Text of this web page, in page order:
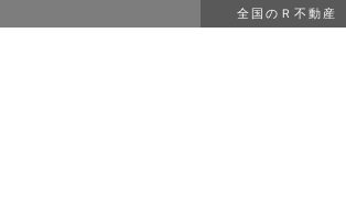
全国のＲ不動産